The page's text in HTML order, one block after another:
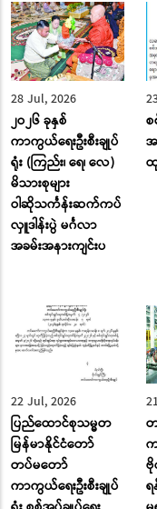
28 Jul, 2026
၂ဝ၂၆ ခုနှစ်
ကာကွယ်ရေးဦးစီးချုပ်
ရုံး (ကြည်း၊ ရေ၊ လေ)
မိသားစုများ
ဝါဆိုသင်္ကန်းဆက်ကပ်
လှူဒါန်းပွဲ မင်္ဂလာ
အခမ်းအနားကျင်းပ
22 Jul, 2026
ပြည်ထောင်စုသမ္မတ
မြန်မာနိုင်ငံတော်
တပ်မတော်
ကာကွယ်ရေးဦးစီးချုပ်
ဗို